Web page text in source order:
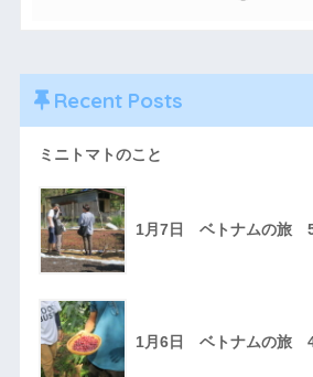
Recent Posts
ミニトマトのこと
1月7日 ベトナムの旅
1月6日 ベトナムの旅